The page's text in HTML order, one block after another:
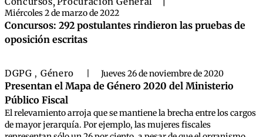
Miércoles 2 de marzo de 2022
Concursos: 292 postulantes rindieron las pruebas de
oposición escritas
DGPG , Género Jueves 26 de noviembre de 2020
Presentan el Mapa de Género 2020 del Ministerio
Público Fiscal
El relevamiento arroja que se mantiene la brecha entre los cargos
de mayor jerarquía. Por ejemplo, las mujeres fiscales